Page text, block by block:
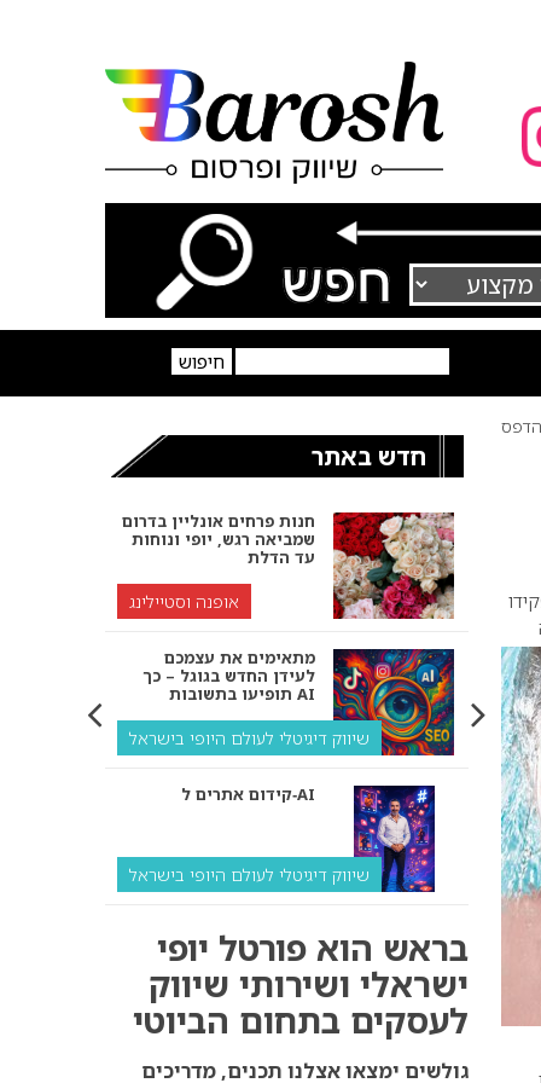
הדפס
חדש באתר
חנות פרחים אונליין בדרום
שמביאה רגש, יופי ונוחות
עד הדלת
אופנה וסטיילינג
מתאימים את עצמכם
לעידן החדש בגוגל – כך
תופיעו בתשובות AI
שיווק דיגיטלי לעולם היופי בישראל
קידום אתרים ל‑AI
שיווק דיגיטלי לעולם היופי בישראל
ולמה העסק שלך צריך
שיווק דיגיטלי לעסקים
קידום ל‑AI לעומת קידום
בראש הוא פורטל יופי
ישראלי ושירותי שיווק
לעסקים בתחום הביוטי
גולשים ימצאו אצלנו תכנים, מדריכים